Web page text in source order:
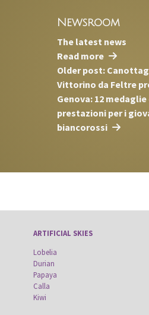
Newsroom
The latest news
Read more
Older post:
Vittorino da Feltre
Genova: 12
prestazioni per i
biancorossi
ARTIFICIAL SKIES
Lobelia
Durian
Papaya
Calla
Kiwi